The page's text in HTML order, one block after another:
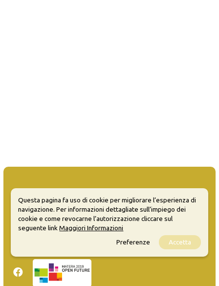
MATERA WELCOME EVENTS
Opendata
Questa pagina fa uso di cookie per migliorare l’esperienza di
navigazione. Per informazioni dettagliate sull’impiego dei
cookie e come revocarne l’autorizzazione cliccare sul
seguente linkMaggiori Informazioni
Preferenze
Accetta